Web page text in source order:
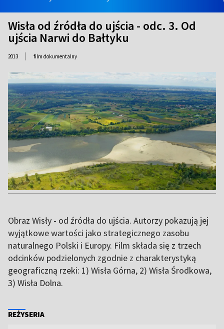
Wisła od źródła do ujścia - odc. 3. Od
ujścia Narwi do Bałtyku
2013 | film dokumentalny
Obraz Wisły - od źródła do ujścia. Autorzy pokazują jej
wyjątkowe wartości jako strategicznego zasobu
naturalnego Polski i Europy. Film składa się z trzech
odcinków podzielonych zgodnie z charakterystyką
geograficzną rzeki: 1) Wisła Górna, 2) Wisła Środkowa,
3) Wisła Dolna.
REŻYSERIA